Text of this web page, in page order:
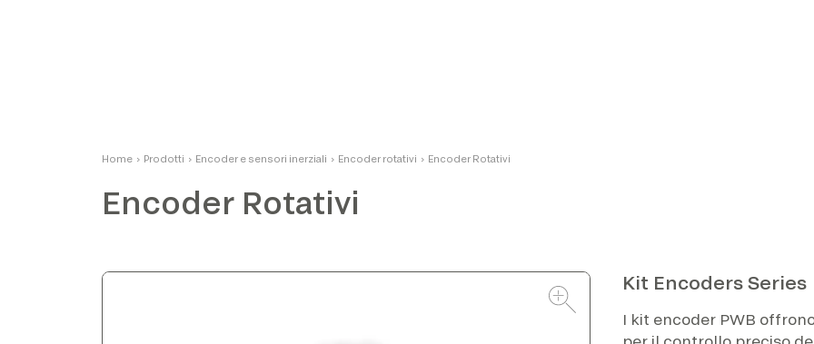
Home › Prodotti › Encoder e sensori inerziali › Encoder rotativi › Encoder Rotativi
Encoder Rotativi
Kit Encoders Series
I kit encoder PWB
Fabio Bistoletti
CEO